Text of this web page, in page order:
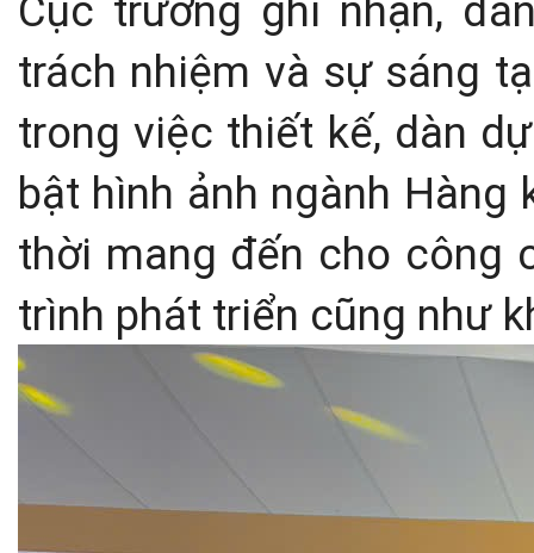
trách nhiệm và sự sáng
trong việc thiết kế, dàn
bật hình ảnh ngành
thời mang đến cho công
trình phát triển cũng như